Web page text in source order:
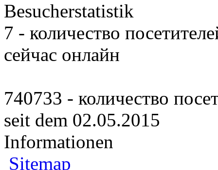
Besucherstatistik
7 - количество
сейчас онлайн
740733 - количество
seit dem 02.05.2015
Informationen
Sitemap